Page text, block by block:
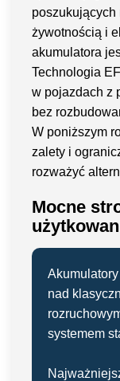
żywotnością i
akumulatora
Technologia
w pojazdach z
bez
W poniższym
zalety i
rozważyć
Mocne
nad
systemem